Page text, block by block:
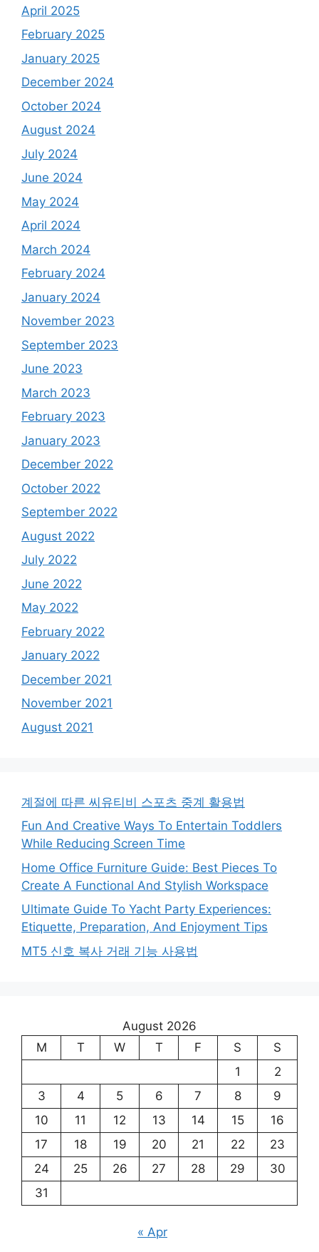
April 2025
February 2025
January 2025
December 2024
October 2024
August 2024
July 2024
June 2024
May 2024
April 2024
March 2024
February 2024
January 2024
November 2023
September 2023
June 2023
March 2023
February 2023
January 2023
December 2022
October 2022
September 2022
August 2022
July 2022
June 2022
May 2022
February 2022
January 2022
December 2021
November 2021
August 2021
계절에 따른 씨유티비 스포츠 중계 활용법
Fun And Creative Ways To Entertain Toddlers
While Reducing Screen Time
Home Office Furniture Guide: Best Pieces To
Create A Functional And Stylish Workspace
Ultimate Guide To Yacht Party Experiences:
Etiquette, Preparation, And Enjoyment Tips
MT5 신호 복사 거래 기능 사용법
August 2026
M
T W T F S
S
1
2
3
4 5 6 7 8
9
10
11 12 13 14 15
16
17
18 19 20 21 22
23
24
25 26 27 28 29
30
31
« Apr